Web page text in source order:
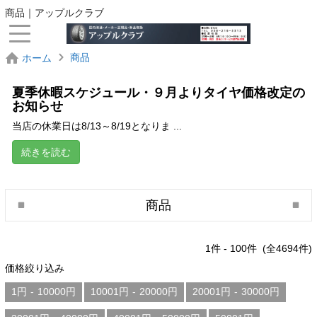
商品｜アップルクラブ
ホーム 商品
夏季休暇スケジュール・９月よりタイヤ価格改定の
お知らせ
当店の休業日は8/13～8/19となりま ...
続きを読む
商品
1件 - 100件 (全4694件)
価格絞り込み
1円 - 10000円 10001円 - 20000円 20001円 - 30000円